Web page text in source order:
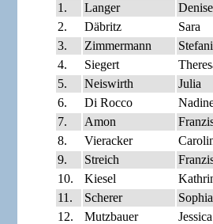
1. Langer
Denise
2.
Däbritz
Sara
3.
Zimmermann
4.
Siegert
5.
Neiswirth
Julia
6.
Di Rocco
7.
Amon
8.
Vieracker
9.
Streich
10.
Kiesel
11.
Scherer
Sophia
12.
Mutzbauer
Jessica